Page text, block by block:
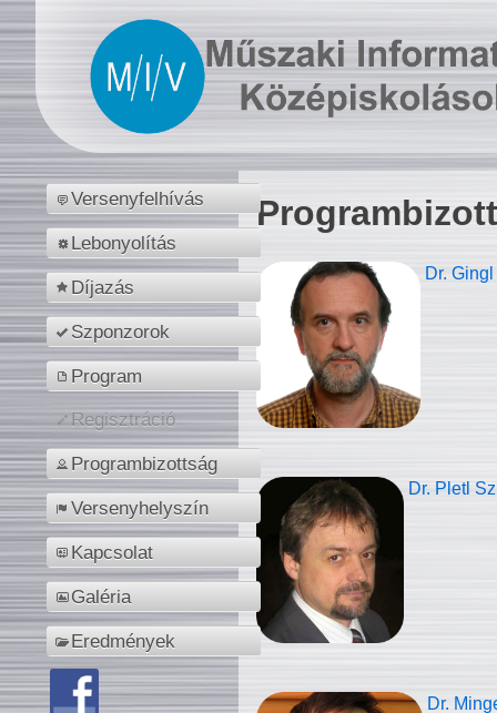
Versenyfelhívás
Lebonyolítás
Díjazás
Szponzorok
Program
Regisztráció
Programbizottság
Versenyhelyszín
Kapcsolat
Galéria
Eredmények
Dr.
Dr. Pletl
Dr.